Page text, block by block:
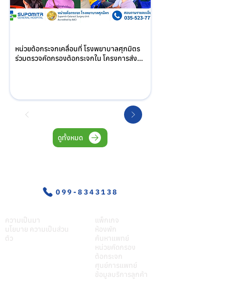
หน่วยต้อกระจกเคลื่อนที่ โรงพยาบาลศุภมิตร
ร่วมตรวจคัดกรองต้อกระจกใน โครงการส่ง
ดูทั้งหมด
099-8343138
ความเป็นมา
นโยบาย ความเป็นส่วน
ตัว
แพ็กเกจ
ห้องพัก
ค้นหาแพทย์
หน่วยคัดกรอง
ต้อกระจก
ศูนย์การแพทย์
ข้อมูลบริการลูกค้า